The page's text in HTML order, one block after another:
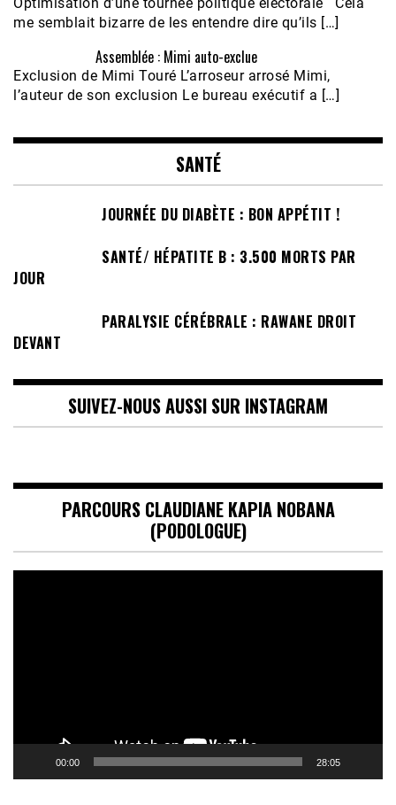
me semblait bizarre de les entendre dire qu’ils […]
Assemblée : Mimi auto-exclue
Exclusion de Mimi Touré L’arroseur arrosé Mimi,
l’auteur de son exclusion Le bureau exécutif a […]
SANTÉ
JOURNÉE DU DIABÈTE : BON APPÉTIT !
SANTÉ/ HÉPATITE B : 3.500 MORTS PAR
JOUR
PARALYSIE CÉRÉBRALE : RAWANE DROIT
DEVANT
SUIVEZ-NOUS AUSSI SUR INSTAGRAM
PARCOURS CLAUDIANE KAPIA NOBANA
(PODOLOGUE)
00:00 28:05